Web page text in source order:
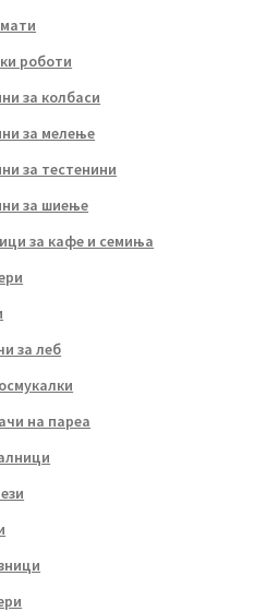
роботи
за колбаси
за мелење
за тестенини
за шиење
за кафе и семиња
за леб
на пареа